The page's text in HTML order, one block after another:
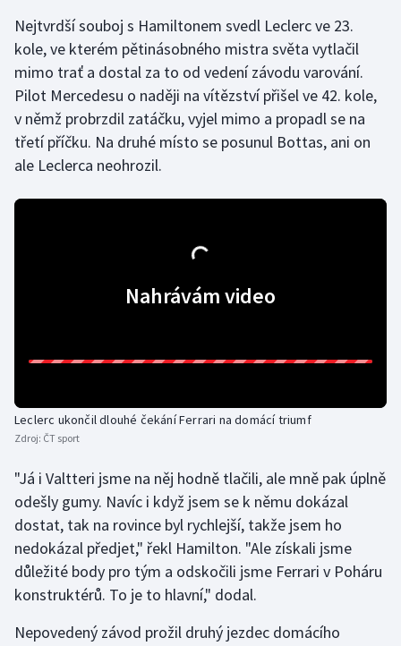
Krasobruslení
Lezení
Lyže a snowboard
Plavání
Ragby
Rychlobruslení
Rychlostní kanoistika
Short track
Nejtvrdší souboj s Hamiltonem svedl Leclerc ve 23.
kole, ve kterém pětinásobného mistra světa vytlačil
mimo trať a dostal za to od vedení závodu varování.
Pilot Mercedesu o naději na vítězství přišel ve 42. kole,
v němž probrzdil zatáčku, vyjel mimo a propadl se na
třetí příčku. Na druhé místo se posunul Bottas, ani on
ale Leclerca neohrozil.
Nahrávám video
Leclerc ukončil dlouhé čekání Ferrari na domácí triumf
Zdroj: ČT sport
"Já i Valtteri jsme na něj hodně tlačili, ale mně pak úplně
odešly gumy. Navíc i když jsem se k němu dokázal
dostat, tak na rovince byl rychlejší, takže jsem ho
nedokázal předjet," řekl Hamilton. "Ale získali jsme
důležité body pro tým a odskočili jsme Ferrari v Poháru
konstruktérů. To je to hlavní," dodal.
Nepovedený závod prožil druhý jezdec domácího